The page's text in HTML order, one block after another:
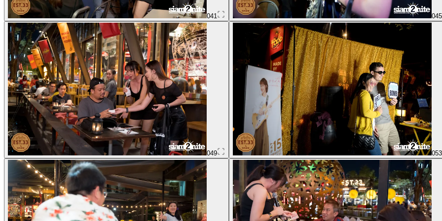
041 045
049 053